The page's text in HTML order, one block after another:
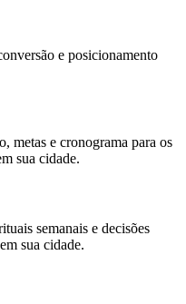
e posicionamento
metas e cronograma para os
sua cidade.
semanais e decisões
sua cidade.